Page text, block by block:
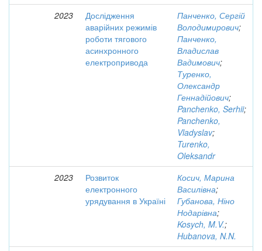
2023
Дослідження
аварійних режимів
роботи тягового
асинхронного
електропривода
Панченко, Сергій
Володимирович;
Панченко,
Владислав
Вадимович;
Туренко,
Олександр
Геннадійович;
Panchenko, Serhii;
Panchenko,
Vladyslav;
Turenko,
Oleksandr
2023
Розвиток
електронного
урядування в Україні
Косич, Марина
Василівна;
Губанова, Ніно
Нодарівна;
Kosych, M.V.;
Hubanova, N.N.